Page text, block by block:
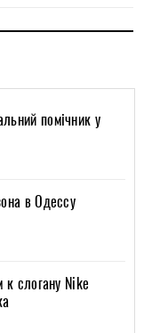
помічник у
в Одессу
к слогану Nike